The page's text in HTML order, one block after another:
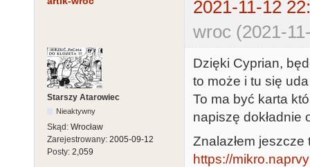
2021-11-12
wroc (2021-
Starszy Atarowiec
Nieaktywny
Skąd: Wrocław
Zarejestrowany: 2005-09-12
Posty: 2,059
Dzięki Cyprian,
to może i tu się
To ma być karta
napiszę dokładnie
Znalazłem jeszcze
https://